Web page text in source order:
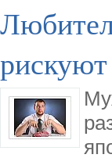
рискуют